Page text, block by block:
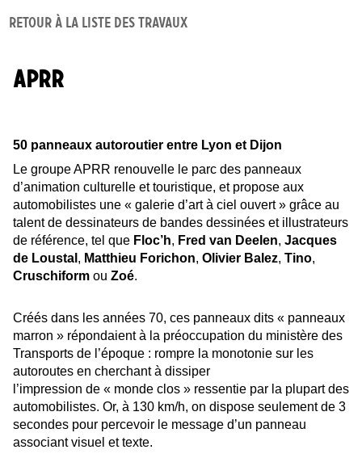
Retour à la liste des travaux
APRR
50 panneaux autoroutier entre Lyon et Dijon
Le groupe APRR renouvelle le parc des panneaux
d’animation culturelle et touristique, et propose aux
automobilistes une « galerie d’art à ciel ouvert » grâce au
talent de dessinateurs de bandes dessinées et illustrateurs
de référence, tel que Floc’h, Fred van Deelen, Jacques
de Loustal , Matthieu Forichon, Olivier Balez, Tino,
Cruschiform ou Zoé.
Créés dans les années 70, ces panneaux dits « panneaux
marron » répondaient à la préoccupation du ministère des
Transports de l’époque : rompre la monotonie sur les
autoroutes en cherchant à dissiper
l’impression de « monde clos » ressentie par la plupart des
automobilistes. Or, à 130 km/h, on dispose seulement de 3
secondes pour percevoir le message d’un panneau
associant visuel et texte.